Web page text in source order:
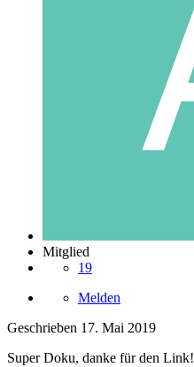
Mitglied
19
Melden
Geschrieben 17. Mai 2019
Super Doku, danke für den Link!